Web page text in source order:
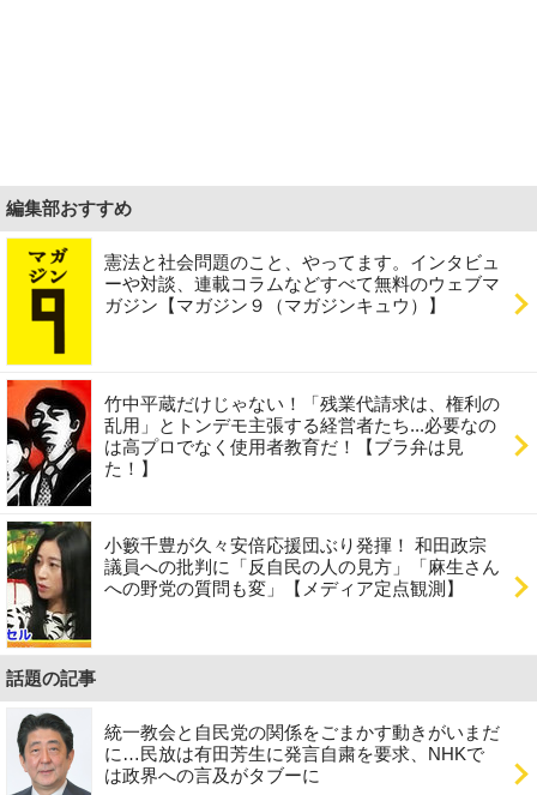
編集部おすすめ
憲法と社会問題のこと、やってます。インタビュ
ーや対談、連載コラムなどすべて無料のウェブマ
ガジン【マガジン９（マガジンキュウ）】
竹中平蔵だけじゃない！「残業代請求は、権利の
乱用」とトンデモ主張する経営者たち...必要なの
は高プロでなく使用者教育だ！【ブラ弁は見
た！】
小籔千豊が久々安倍応援団ぶり発揮！ 和田政宗
議員への批判に「反自民の人の見方」「麻生さん
への野党の質問も変」【メディア定点観測】
話題の記事
統一教会と自民党の関係をごまかす動きがいまだ
に…民放は有田芳生に発言自粛を要求、NHKで
は政界への言及がタブーに